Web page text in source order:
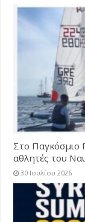
Στο Παγκόσμιο
αθλητές του
30 Ιουλίου 2026